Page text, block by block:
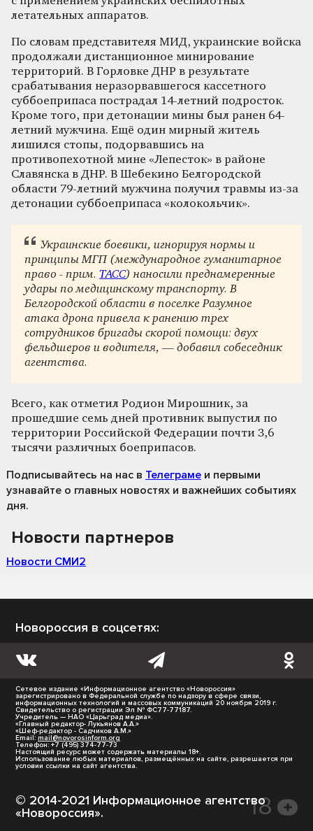
летательных аппаратов.
По словам представителя МИД, украинские войска
продолжали дистанционное минирование
территорий. В Горловке ДНР в результате
срабатывания неразорвавшегося кассетного
суббоеприпаса пострадал 14-летний подросток.
Кроме того, при детонации мины был ранен 64-
летний мужчина. Ещё один мирный житель
лишился стопы, подорвавшись на
противопехотной мине «Лепесток» в районе
Славянска в ДНР. В Шебекино Белгородской
области 79-летний мужчина получил травмы из-за
детонации суббоеприпаса «колокольчик».
Украинские боевики, игнорируя нормы и
принципы МГП (международное гуманитарное
право - прим. ТАСС) наносили преднамеренные
удары по медицинскому транспорту. В
Белгородской области в поселке Разумное
атака дрона привела к ранению трех
сотрудников бригады скорой помощи: двух
фельдшеров и водителя, — добавил собеседник
агентства.
Всего, как отметил Родион Мирошник, за
прошедшие семь дней противник выпустил по
территории Российской Федерации почти 3,6
тысячи различных боеприпасов.
Подписывайтесь на нас в Телеграме и первыми
узнавайте о главных новостях и важнейших событиях
дня.
Новости партнеров
Новости СМИ2
Новороссия в соцсетях:
Сетевое издание «Информационное агентство «Новороссия»
зарегистрировано в Федеральной службе по надзору в сфере связи,
информационных технологий и массовых коммуникаций 20 ноября 2019 г.
Свидетельство о регистрации Эл № ФС77-77187.
Учредитель — НАО «Царьград медиа».
«Главный редактор- Лукьянов А.А.»
«Шеф-редактор - Садчиков А.М.»
Email: mail@novorosinform.org
Телефон: +7 (495) 374-77-73
Настоящий ресурс может содержать материалы 18+.
Использование любых материалов, размещённых на сайте, разрешается при
условии ссылки на сайт агентства.
© 2014-2021 Информационное агентство
«Новороссия».